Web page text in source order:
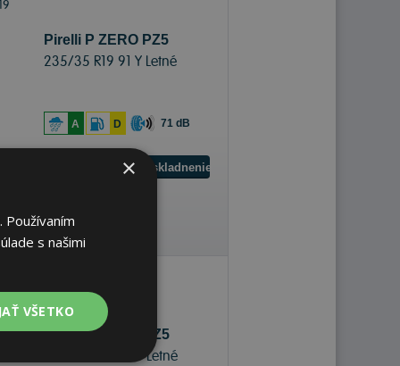
Pirelli P ZERO PZ5
235/35 R19 91 Y Letné
A D 71 dB
Sledovať naskladnenie
Pirelli P ZERO PZ5
255/30 R19 91 Y Letné
×
s našimi
VŠETKO